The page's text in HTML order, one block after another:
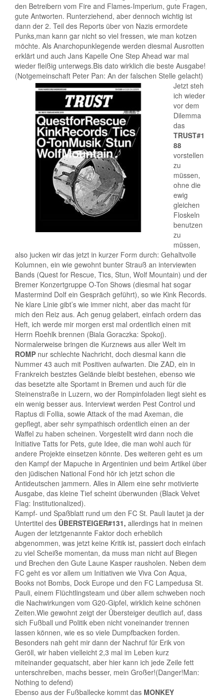
den Betreibern vom Fire and Flames-Imperium, gute Fragen,
gute Antworten. Runterziehend, aber dennoch wichtig ist
dann der 2. Teil des Reports über von Nazis ermordete
Punks,man kann gar nicht so viel fressen, wie man kotzen
möchte. Als Anarchopunklegende werden diesmal Ausrotten
erklärt und auch Jans Kapelle One Step Ahead war mal
wieder fleißig unterwegs.Bis dato wirklich die beste Ausgabe!
(Notgemeinschaft Peter Pan: An der falschen Stelle gelacht)
Jetzt steh
ich wieder
vor dem
Dilemma
das
TRUST#1
88
vorstellen
zu
müssen,
ohne die
ewig
gleichen
Floskeln
benutzen
zu
müssen,
also jucken wir das jetzt in kurzer Form durch: Gehaltvolle
Kolumnen, ein wie gewohnt bunter Strauß an interviewten
Bands (Quest for Rescue, Tics, Stun, Wolf Mountain) und der
Bremer Konzertgruppe O-Ton Shows (diesmal hat sogar
Mastermind Dolf ein Gespräch geführt), so wie Kink Records.
Ne klare Linie gibt’s wie immer nicht, aber das macht für
mich den Reiz aus. Ach genug gelabert, einfach ordern das
Heft, ich werde mir morgen erst mal ordentlich einen mit
Herrn Roehlk brennen (Biala Goraczka: Spokoj).
Normalerweise bringen die Kurznews aus aller Welt im
ROMP nur schlechte Nachricht, doch diesmal kann die
Nummer 43 auch mit Positiven aufwarten. Die ZAD, ein in
Frankreich bestztes Gelände bleibt bestehen, ebenso wie
das besetzte alte Sportamt in Bremen und auch für die
Steinenstraße in Luzern, wo der Rompinfoladen liegt sieht es
ein wenig besser aus. Interviewt werden Pest Control und
Raptus di Follia, sowie Attack of the mad Axeman, die
gepflegt, aber sehr sympathisch ordentlich einen an der
Waffel zu haben scheinen. Vorgestellt wird dann noch die
Initiative Tatts for Pets, gute Idee, die man wohl auch für
andere Projekte einsetzen könnte. Des weiteren geht es um
den Kampf der Mapuche in Argentinien und beim Artikel über
den jüdischen National Fond hör ich jetzt schon die
Antideutschen jammern. Alles in Allem eine sehr motivierte
Ausgabe, das kleine Tief scheint überwunden (Black Velvet
Flag: Institutionalized).
Kampf- und Spaßblatt rund um den FC St. Pauli lautet ja der
Untertitel des ÜBERSTEIGER#131, allerdings hat in meinen
Augen der letztgenannte Faktor doch erheblich
abgenommen, was jetzt keine Kritik ist, passiert doch einfach
zu viel Scheiße momentan, da muss man nicht auf Biegen
und Brechen den Gute Laune Kasper rausholen. Neben dem
FC geht es vor allem um Initiativen wie Viva Con Aqua,
Books not Bombs, Dock Europe und den FC Lampedusa St.
Pauli, einem Flüchtlingsteam und über allem schweben noch
die Nachwirkungen vom G20-Gipfel, wirklich keine schönen
Zeiten.Wie gewohnt zeigt der Übersteiger deutlich auf, dass
sich Fußball und Politik eben nicht voneinander trennen
lassen können, wie es so viele Dumpfbacken forden.
Besonders nah geht mir dann der Nachruf für Erik von
Geröll, wir haben vielleicht 2,3 mal im Leben kurz
miteinander gequatscht, aber hier kann ich jede Zeile fett
unterschreiben, machs besser, mein Großer!(Danger!Man:
Nothing to defend)
Ebenso aus der Fußballecke kommt das MONKEY